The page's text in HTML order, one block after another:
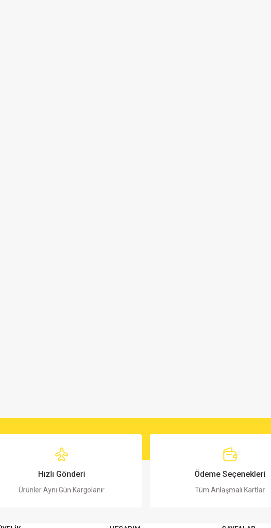
Hızlı Gönderi
Ürünler Aynı Gün Kargolanır
Ödeme Seçenekleri
Tüm Anlaşmalı Kartlar